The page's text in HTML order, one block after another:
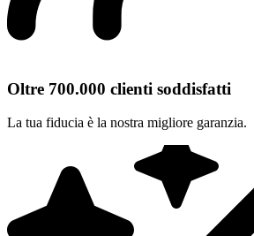
Oltre 700.000 clienti soddisfatti
La tua fiducia è la nostra migliore garanzia.